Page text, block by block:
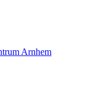
Arnhem